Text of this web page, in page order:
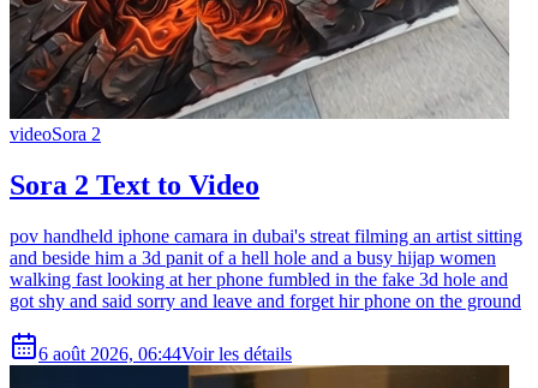
videoSora 2
Sora 2 Text to Video
pov handheld iphone camara in dubai's streat filming an artist sitting
and beside him a 3d panit of a hell hole and a busy hijap women
walking fast looking at her phone fumbled in the fake 3d hole and
got shy and said sorry and leave and forget hir phone on the ground
6 août 2026, 06:44Voir les détails